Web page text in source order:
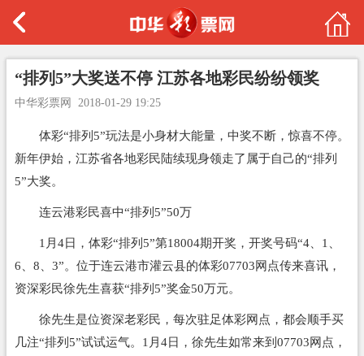
“排列5”大奖送不停 江苏各地彩民纷纷领奖
中华彩票网 2018-01-29 19:25
体彩“排列5”玩法是小身材大能量，中奖不断，惊喜不停。
新年伊始，江苏省各地彩民陆续现身领走了属于自己的“排列
5”大奖。
连云港彩民喜中“排列5”50万
1月4日，体彩“排列5”第18004期开奖，开奖号码“4、1、
6、8、3”。位于连云港市灌云县的体彩07703网点传来喜讯，
资深彩民徐先生喜获“排列5”奖金50万元。
徐先生是位资深老彩民，每次驻足体彩网点，都会顺手买
几注“排列5”试试运气。1月4日，徐先生如常来到07703网点，